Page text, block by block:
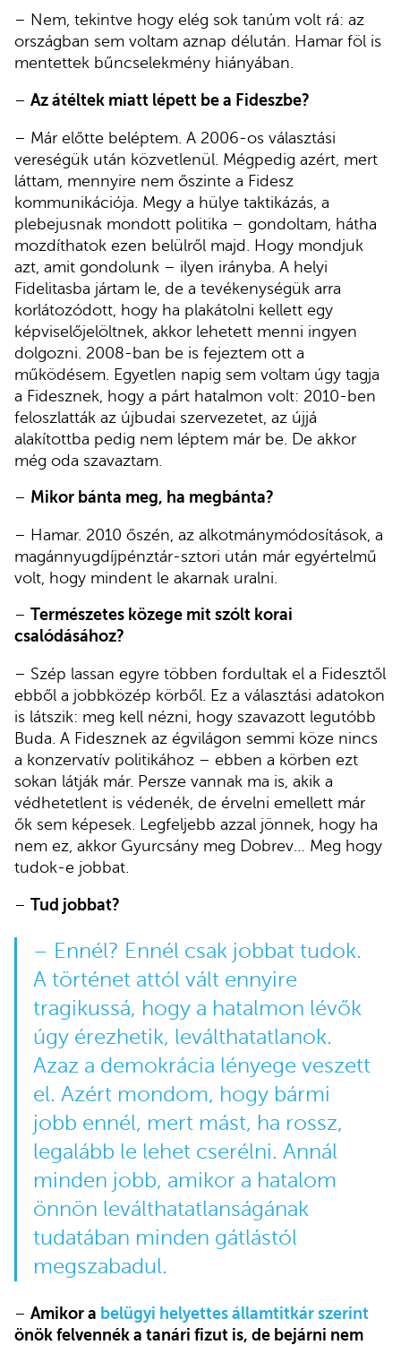
– Nem, tekintve hogy elég sok tanúm volt rá: az
országban sem voltam aznap délután. Hamar föl is
mentettek bűncselekmény hiányában.
– Az átéltek miatt lépett be a Fideszbe?
– Már előtte beléptem. A 2006-os választási
vereségük után közvetlenül. Mégpedig azért, mert
láttam, mennyire nem őszinte a Fidesz
kommunikációja. Megy a hülye taktikázás, a
plebejusnak mondott politika – gondoltam, hátha
mozdíthatok ezen belülről majd. Hogy mondjuk
azt, amit gondolunk – ilyen irányba. A helyi
Fidelitasba jártam le, de a tevékenységük arra
korlátozódott, hogy ha plakátolni kellett egy
képviselőjelöltnek, akkor lehetett menni ingyen
dolgozni. 2008-ban be is fejeztem ott a
működésem. Egyetlen napig sem voltam úgy tagja
a Fidesznek, hogy a párt hatalmon volt: 2010-ben
feloszlatták az újbudai szervezetet, az újjá
alakítottba pedig nem léptem már be. De akkor
még oda szavaztam.
– Mikor bánta meg, ha megbánta?
– Hamar. 2010 őszén, az alkotmánymódosítások, a
magánnyugdíjpénztár-sztori után már egyértelmű
volt, hogy mindent le akarnak uralni.
– Természetes közege mit szólt korai
csalódásához?
– Szép lassan egyre többen fordultak el a Fidesztől
ebből a jobbközép körből. Ez a választási adatokon
is látszik: meg kell nézni, hogy szavazott legutóbb
Buda. A Fidesznek az égvilágon semmi köze nincs
a konzervatív politikához – ebben a körben ezt
sokan látják már. Persze vannak ma is, akik a
védhetetlent is védenék, de érvelni emellett már
ők sem képesek. Legfeljebb azzal jönnek, hogy ha
nem ez, akkor Gyurcsány meg Dobrev… Meg hogy
tudok-e jobbat.
– Tud jobbat?
– Ennél? Ennél csak jobbat tudok.
A történet attól vált ennyire
tragikussá, hogy a hatalmon lévők
úgy érezhetik, leválthatatlanok.
Azaz a demokrácia lényege veszett
el. Azért mondom, hogy bármi
jobb ennél, mert mást, ha rossz,
legalább le lehet cserélni. Annál
minden jobb, amikor a hatalom
önnön leválthatatlanságának
tudatában minden gátlástól
megszabadul.
– Amikor a belügyi helyettes államtitkár szerint
önök felvennék a tanári fizut is, de bejárni nem